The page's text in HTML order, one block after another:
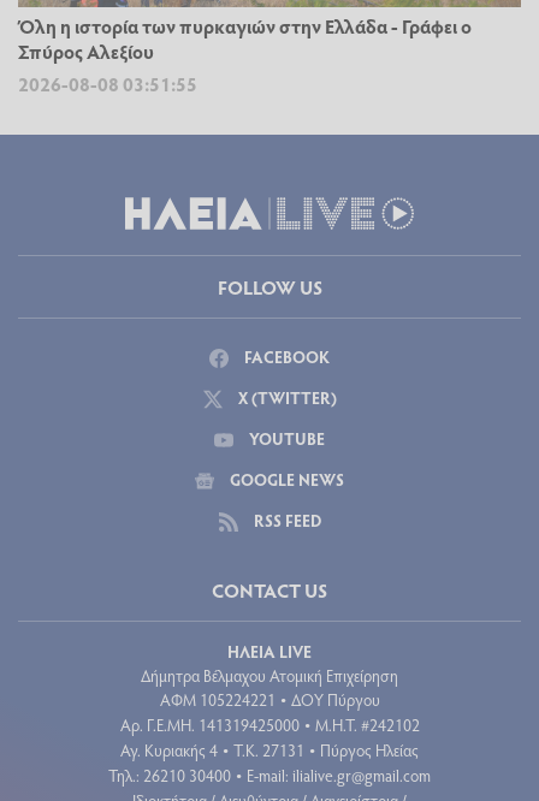
Όλη η ιστορία των πυρκαγιών στην Ελλάδα - Γράφει ο
Σπύρος Αλεξίου
2026-08-08 03:51:55
FOLLOW US
FACEBOOK
X (TWITTER)
YOUTUBE
GOOGLE NEWS
RSS FEED
CONTACT US
ΗΛΕΙΑ LIVE
Δήμητρα Βέλμαχου Ατομική Επιχείρηση
ΑΦΜ 105224221 • ΔΟΥ Πύργου
Aρ. Γ.Ε.ΜΗ. 141319425000 • Μ.Η.Τ. #242102
Αγ. Κυριακής 4 • Τ.Κ. 27131 • Πύργος Ηλείας
Τηλ.: 26210 30400 • E-mail: ilialive.gr@gmail.com